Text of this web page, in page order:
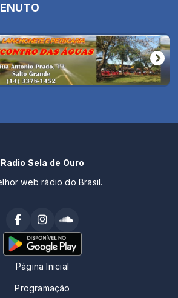
Radio Sela de Ouro
web rádio do Brasil.
Página Inicial
Programação